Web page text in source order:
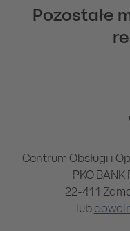
Pozostałe
Centrum Obsługi i
PKO BANK
22-411
lub